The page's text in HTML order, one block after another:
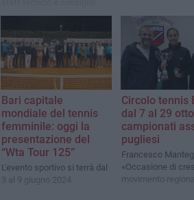
direttivo,
Bari capitale
mondiale del tennis
femminile: oggi la
presentazione del
“Wta Tour 125”
L'evento sportivo si terrà dal
3 al 9 giugno 2024
Circolo tennis
dal 7 al 29
campionati
pugliesi
Francesco
«Occasione di
movimento